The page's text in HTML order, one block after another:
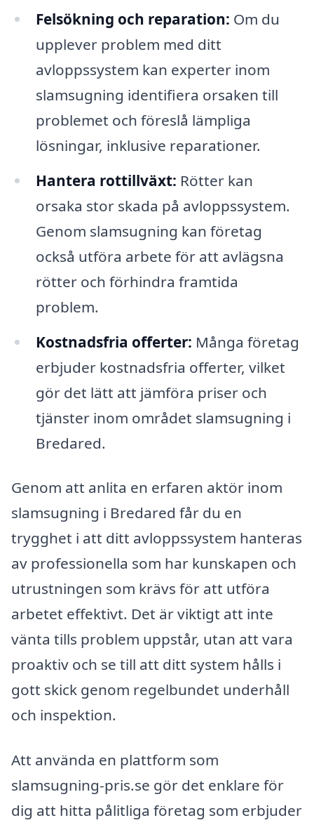
Felsökning och reparation: Om du
upplever problem med ditt
avloppssystem kan experter inom
slamsugning identifiera orsaken till
problemet och föreslå lämpliga
lösningar, inklusive reparationer.
Hantera rottillväxt: Rötter kan
orsaka stor skada på avloppssystem.
Genom slamsugning kan företag
också utföra arbete för att avlägsna
rötter och förhindra framtida
problem.
Kostnadsfria offerter: Många företag
erbjuder kostnadsfria offerter, vilket
gör det lätt att jämföra priser och
tjänster inom området slamsugning i
Bredared.
Genom att anlita en erfaren aktör inom
slamsugning i Bredared får du en
trygghet i att ditt avloppssystem hanteras
av professionella som har kunskapen och
utrustningen som krävs för att utföra
arbetet effektivt. Det är viktigt att inte
vänta tills problem uppstår, utan att vara
proaktiv och se till att ditt system hålls i
gott skick genom regelbundet underhåll
och inspektion.
Att använda en plattform som
slamsugning-pris.se gör det enklare för
dig att hitta pålitliga företag som erbjuder